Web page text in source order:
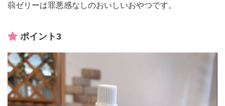
蒻ゼリーは罪悪感なしのおいしいおやつです。
ポイント3